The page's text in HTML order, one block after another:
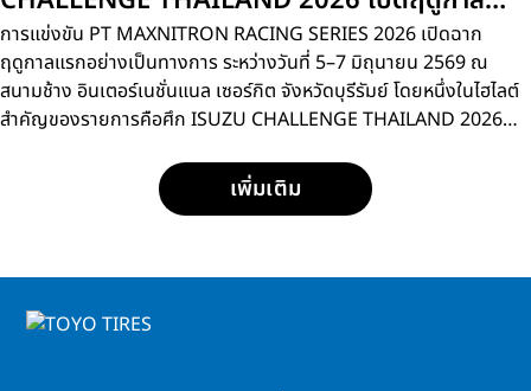
สนามแรกที่บุรีรัมย์
การแข่งขัน PT MAXNITRON RACING SERIES 2026 เปิดฉาก
ฤดูกาลแรกอย่างเป็นทางการ ระหว่างวันที่ 5–7 มิถุนายน 2569 ณ
สนามช้าง อินเตอร์เนชั่นแนล เซอร์กิต จังหวัดบุรีรัมย์ โดยหนึ่งในไฮไลต์
สำคัญของรายการคือศึก ISUZU CHALLENGE THAILAND 2026
15 คน ได้ลงสนามประชันความเร็วด้วยรถแข่ง ISUZU D-MAX
SPACECAB 2.2 Ddi MAXFORCE ภายใต้มาตรฐานการแข่งขัน
เพิ่มเติม